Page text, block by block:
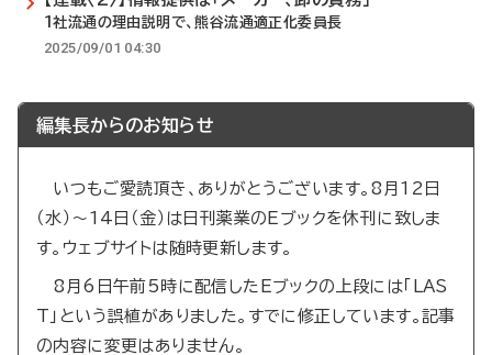
1社流通の理由説明で、熊谷流通適正化委員長
2025/09/01 04:30
編集長からのお知らせ
いつもご愛読頂き、ありがとうございます。8月12日
（水）～14日（金）は日刊薬業のEブックを休刊に致しま
す。ウェブサイトは随時更新します。
8月6日午前5時に配信したEブックの上段には「LAS
T」という誤植がありました。すでに修正しています。記事
の内容に変更はありません。